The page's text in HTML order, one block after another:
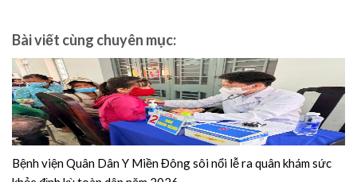
Bài viết cùng chuyên mục:
Bệnh viện Quân Dân Y Miền Đông sôi nổi lễ ra quân khám sức